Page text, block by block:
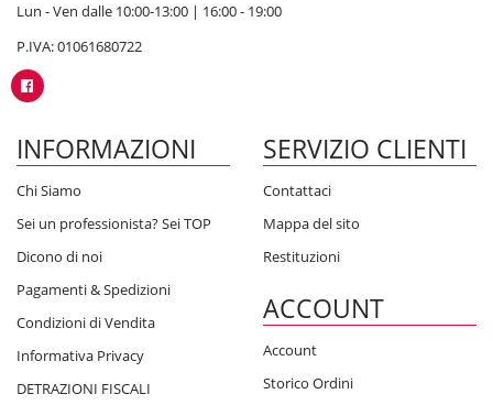
Lun - Ven dalle 10:00-13:00 | 16:00 - 19:00
P.IVA: 01061680722
INFORMAZIONI
Chi Siamo
Sei un professionista? Sei TOP
Dicono di noi
Pagamenti & Spedizioni
Condizioni di Vendita
Informativa Privacy
DETRAZIONI FISCALI
SERVIZIO CLIENTI
Contattaci
Mappa del sito
Restituzioni
ACCOUNT
Account
Storico Ordini